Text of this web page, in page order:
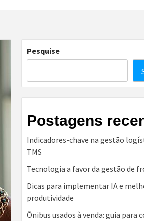
Pesquise
Postagens
Indicadores-chave na gestão
TMS
Tecnologia a favor da gestão de
Dicas para implementar IA e
produtividade
Ônibus usados à venda: guia para